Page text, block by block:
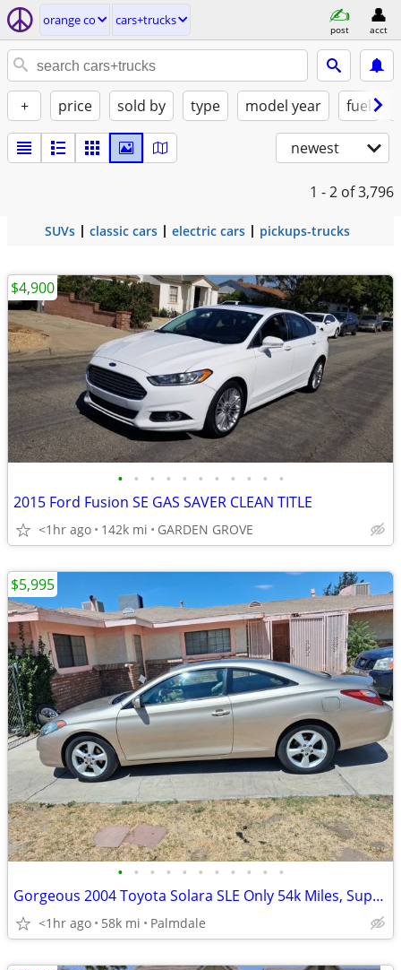
orange co cars+trucks
post acct
+ price sold by type model year fuel
newest
1 - 2 of 3,796
SUVs classic cars electric cars pickups-trucks
• • • • • • • • • • •
2015 Ford Fusion SE GAS SAVER CLEAN TITLE
<1hr ago 142k mi GARDEN GROVE
$4,900
• • • • • • • • • • •
Gorgeous 2004 Toyota Solara SLE Only 54k Miles, Super clean. Nice!
<1hr ago 58k mi Palmdale
$5,995